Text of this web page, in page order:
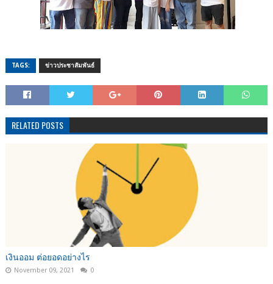
TAGS: ข่าวประชาสัมพันธ์
RELATED POSTS
เงินออม ต่อยอดอย่างไร
November 09, 2021 0